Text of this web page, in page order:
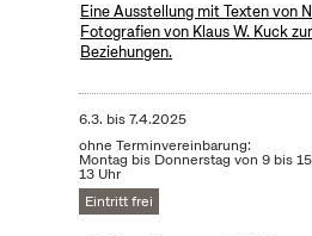
Eine Ausstellung mit Texten von
Fotografien von Klaus W. Kuck
Beziehungen.
6.3. bis7.4.2025
ohne Terminvereinbarung:
Montag bis Donnerstag von 9 bis
13 Uhr
Eintritt frei